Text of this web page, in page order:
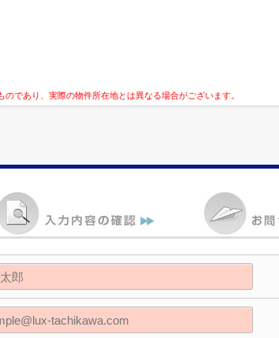
であり、実際の物件所在地とは異なる場合がございます。